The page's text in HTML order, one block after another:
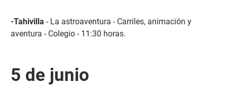
-Tahivilla - La astroaventura - Carriles, animación y
aventura - Colegio - 11:30 horas.
5 de junio